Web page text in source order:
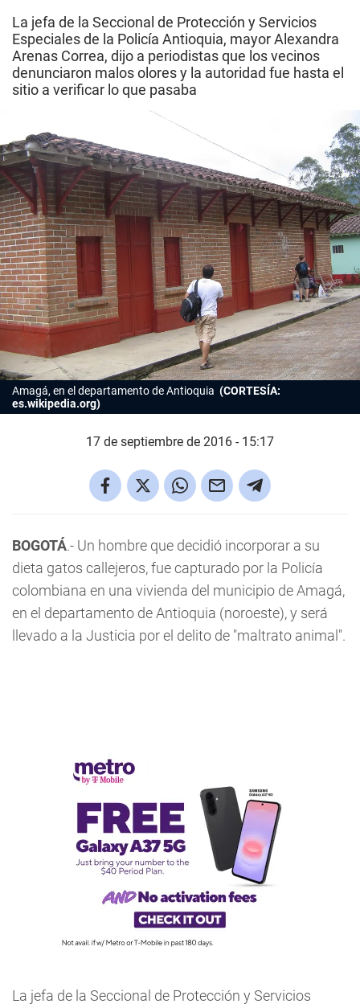
La jefa de la Seccional de Protección y Servicios
Especiales de la Policía Antioquia, mayor Alexandra
Arenas Correa, dijo a periodistas que los vecinos
denunciaron malos olores y la autoridad fue hasta el
sitio a verificar lo que pasaba
Amagá, en el departamento de Antioquia (CORTESÍA:
es.wikipedia.org)
17 de septiembre de 2016 - 15:17
BOGOTÁ.- Un hombre que decidió incorporar a su
dieta gatos callejeros, fue capturado por la Policía
colombiana en una vivienda del municipio de Amagá,
en el departamento de Antioquia (noroeste), y será
llevado a la Justicia por el delito de "maltrato animal".
La jefa de la Seccional de Protección y Servicios